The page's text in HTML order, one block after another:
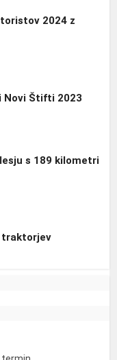
2024 z
Novi Štifti 2023
s 189 kilometri
traktorjev